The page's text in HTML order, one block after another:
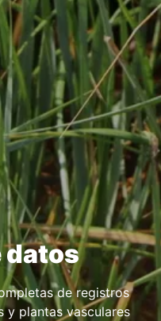
datos
de registros
y plantas vasculares